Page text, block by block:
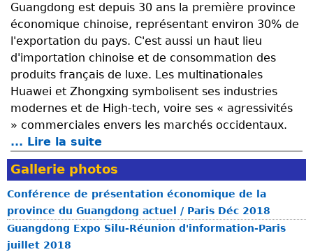
n
i
c
i
p
a
l
i
t
é
d
e
H
e
n
d
u
p
e
i
n
t
r
e
c
h
i
n
Guangdong est depuis 30 ans la première province
économique chinoise, représentant environ 30% de
l'exportation du pays. C'est aussi un haut lieu
d'importation chinoise et de consommation des
produits français de luxe. Les multinationales
Huawei et Zhongxing symbolisent ses industries
modernes et de High-tech, voire ses « agressivités
» commerciales envers les marchés occidentaux.
... Lire la suite
e
P
r
é
s
Gallerie photos
Conférence de présentation économique de la
province du Guangdong actuel / Paris Déc 2018
Guangdong Expo Silu-Réunion d'information-Paris
juillet 2018